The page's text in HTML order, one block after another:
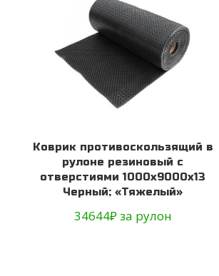
Коврик противоскользящий в
рулоне резиновый с
отверстиями 1000х9000х13
Черный; «Тяжелый»
34644₽за рулон